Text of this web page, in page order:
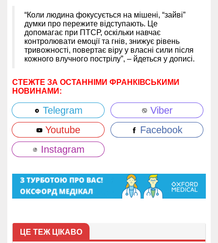
“Коли людина фокусується на мішені, “зайві”
думки про пережите відступають. Це
допомагає при ПТСР, оскільки навчає
контролювати емоції та гнів, знижує рівень
тривожності, повертає віру у власні сили після
кожного влучного пострілу”, – йдеться у дописі.
СТЕЖТЕ ЗА ОСТАННІМИ ФРАНКІВСЬКИМИ
НОВИНАМИ:
Telegram
Viber
Youtube
Facebook
Instagram
ЦЕ ТЕЖ ЦІКАВО